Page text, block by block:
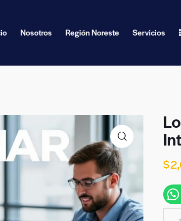
Nosotros Región Noreste Servicios
$